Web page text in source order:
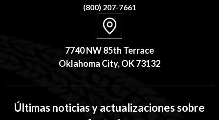
(800) 207-7661
7740 NW 85th Terrace
Oklahoma City, OK 73132
Últimas noticias y actualizaciones sobre